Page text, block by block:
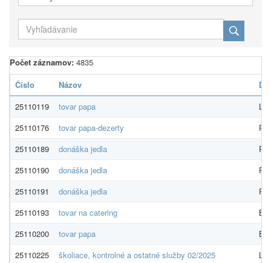
Počet záznamov: 4835
Číslo
Názov
25110119
tovar papa
25110176
tovar papa-dezerty
25110189
donáška jedla
25110190
donáška jedla
25110191
donáška jedla
25110193
tovar na catering
25110200
tovar papa
25110225
školiace, kontrolné a ostatné služby 02/2025